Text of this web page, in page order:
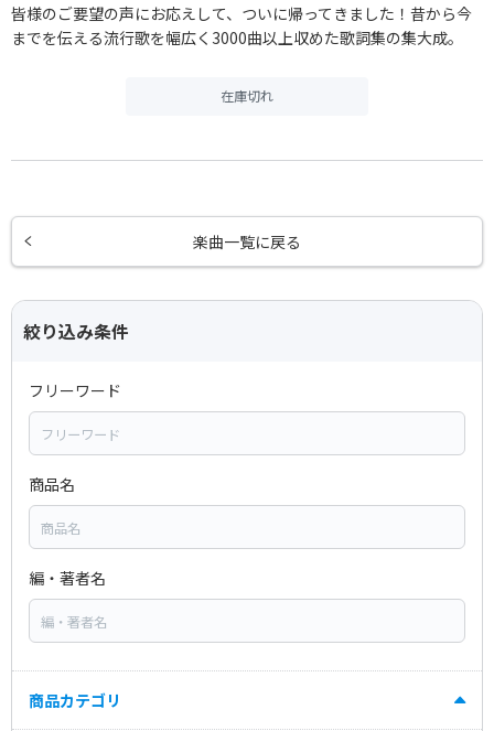
皆様のご要望の声にお応えして、ついに帰ってきました！昔から今
までを伝える流行歌を幅広く3000曲以上収めた歌詞集の集大成。
在庫切れ
楽曲一覧に戻る
絞り込み条件
フリーワード
商品名
編・著者名
商品カテゴリ